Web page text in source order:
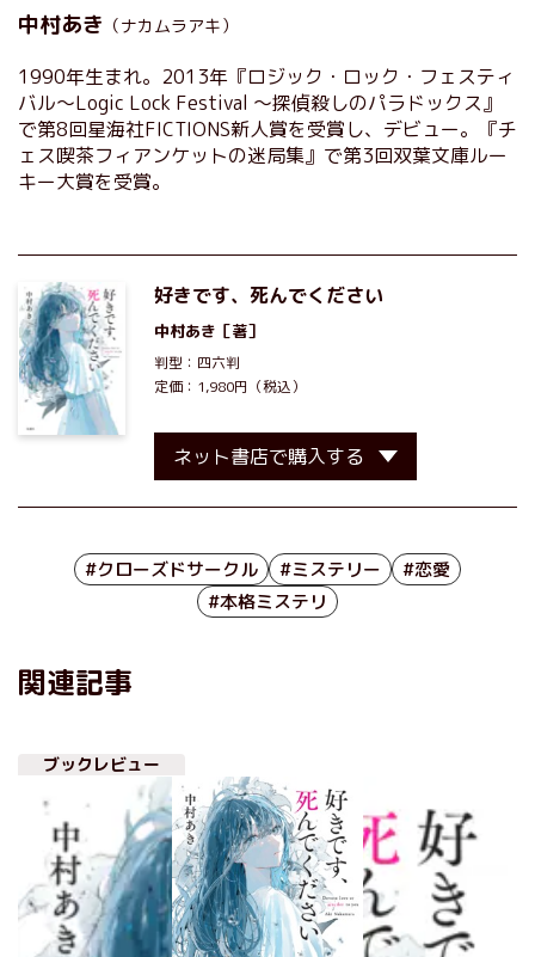
中村あき （ナカムラアキ）
1990年生まれ。2013年『ロジック・ロック・フェスティ
バル～Logic Lock Festival ～探偵殺しのパラドックス』
で第8回星海社FICTIONS新人賞を受賞し、デビュー。『チ
ェス喫茶フィアンケットの迷局集』で第3回双葉文庫ルー
キー大賞を受賞。
好きです、死んでください
中村あき ［著］
判型：四六判
定価：1,980円（税込）
ネット書店で購入する
#クローズドサークル #ミステリー
#恋愛
#本格ミステリ
関連記事
ブックレビュー